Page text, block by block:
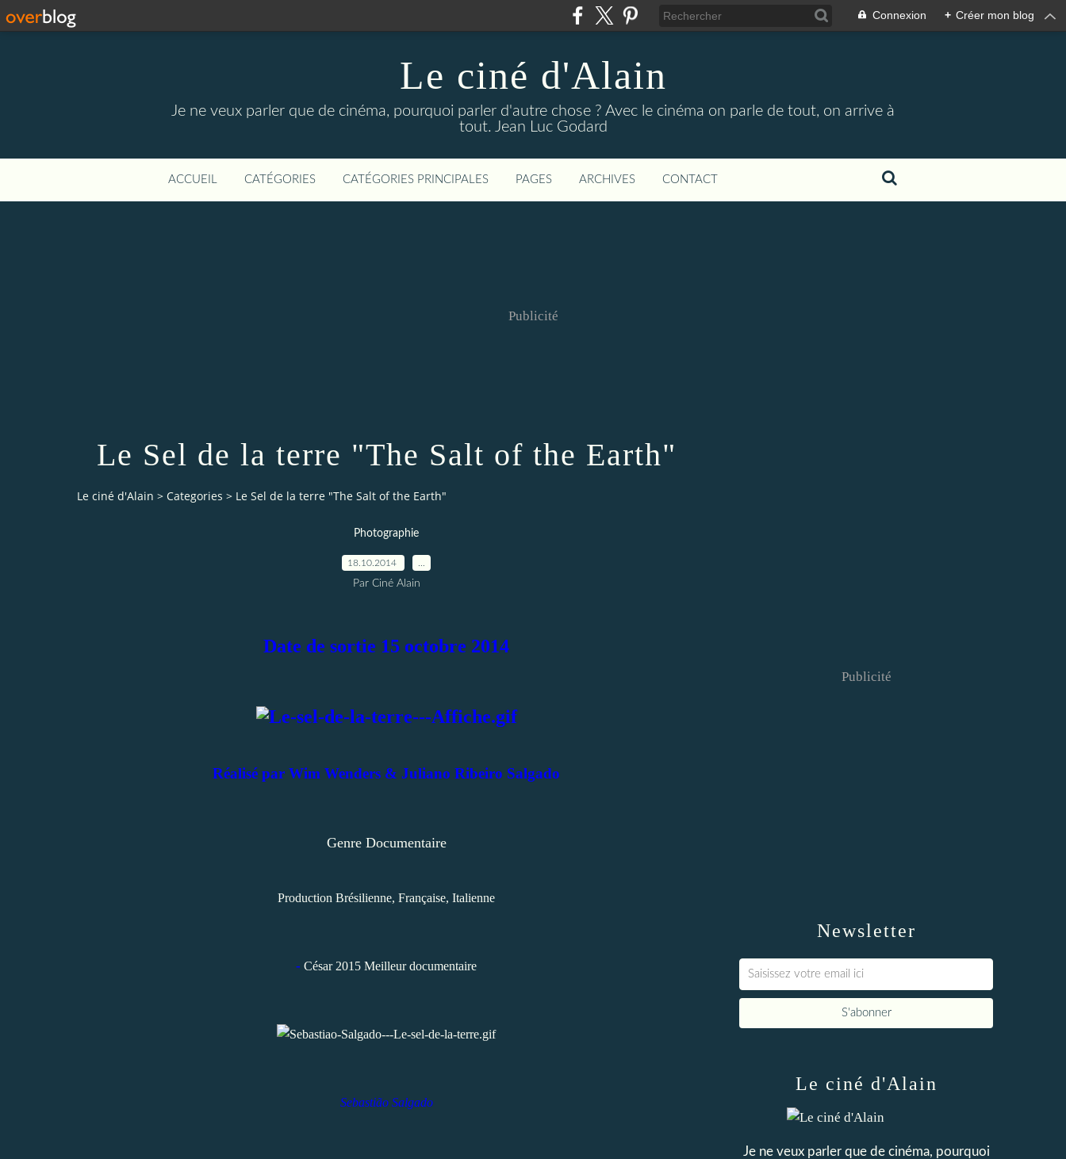
Connexion + Créer mon blog
Le ciné d'Alain
Je ne veux parler que de cinéma, pourquoi parler d'autre chose ? Avec le cinéma on parle de tout, on arrive à
tout. Jean Luc Godard
ACCUEIL CATÉGORIES CATÉGORIES PRINCIPALES PAGES ARCHIVES CONTACT
Publicité
Le Sel de la terre "The Salt of the Earth"
Le ciné d'Alain > Categories > Le Sel de la terre "The Salt of the Earth"
Photographie
18.10.2014
Par Ciné Alain
Date de sortie 15 octobre 2014
Réalisé par Wim Wenders & Juliano Ribeiro Salgado
Genre Documentaire
Production Brésilienne, Française, Italienne
- César 2015 Meilleur documentaire
Sebastião Salgado
Newsletter
Publicité
Le ciné d'Alain
Je ne veux parler que de cinéma, pourquoi